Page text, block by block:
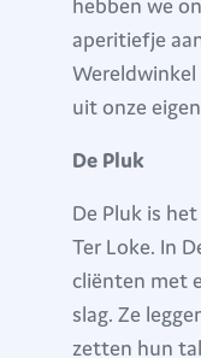
hebben we
aperitiefje
uit onze
De Pluk
De Pluk is
Ter Loke. In
cliënten met
slag. Ze
zetten hun